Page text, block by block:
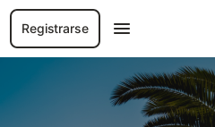
Registrarse